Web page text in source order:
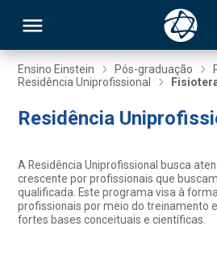
Ensino Einstein Pós-graduação
Residência Uniprofissional
Residência
A Residência Uniprofissional busca
crescente por profissionais que
qualificada. Este programa visa à
profissionais por meio do treinamento
fortes bases conceituais e científicas.